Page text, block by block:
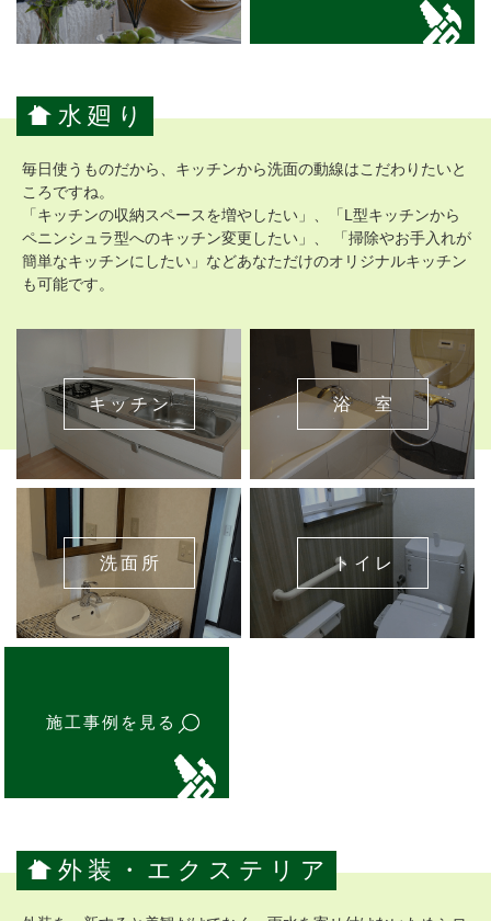
水廻り
毎日使うものだから、キッチンから洗面の動線はこだわりたいと
ころですね。
「キッチンの収納スペースを増やしたい」、「L型キッチンから
ペニンシュラ型へのキッチン変更したい」、 「掃除やお手入れが
簡単なキッチンにしたい」などあなただけのオリジナルキッチン
も可能です。
キッチン 浴 室
洗面所 トイレ
施工事例を見る
外装・エクステリア